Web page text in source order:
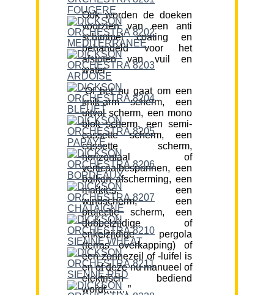
Ook worden de doeken
voorzien van een anti
schimmel coating en
behandeld voor het
afstoten van vuil en
water.
“Of het nu gaat om een
knik-arm scherm, een
uitval scherm, een mono
blok scherm, een semi-
cassette scherm, een
cassette scherm,
horizontaal of
verticaalbespannen, een
balkon afscherming, een
markies, een
windscherm, een
projectie scherm, een
dubbelzijdige of
enkelzijdige pergola
(terras overkapping) of
een zonnezeil of -luifel is
en of deze nu manueel of
elektrisch bediend
wordt…….”